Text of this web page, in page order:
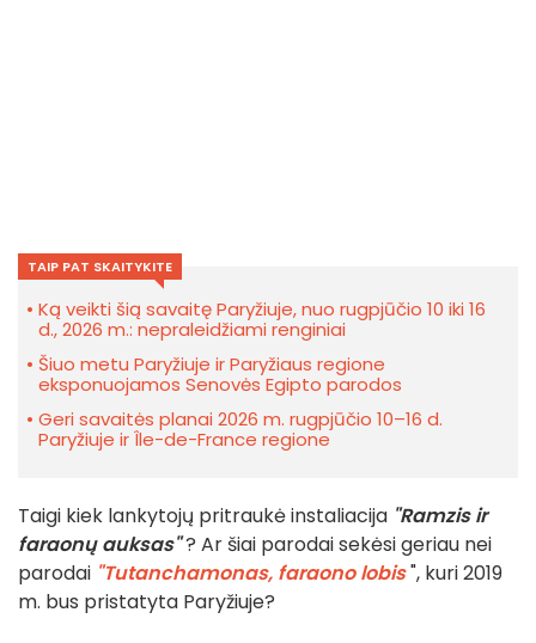
TAIP PAT SKAITYKITE
Ką veikti šią savaitę Paryžiuje, nuo rugpjūčio 10 iki 16
d., 2026 m.: nepraleidžiami renginiai
Šiuo metu Paryžiuje ir Paryžiaus regione
eksponuojamos Senovės Egipto parodos
Geri savaitės planai 2026 m. rugpjūčio 10–16 d.
Paryžiuje ir Île-de-France regione
Taigi kiek lankytojų pritraukė instaliacija "Ramzis ir
faraonų auksas"? Ar šiai parodai sekėsi geriau nei
parodai "Tutanchamonas, faraono lobis", kuri 2019
m. bus pristatyta Paryžiuje?